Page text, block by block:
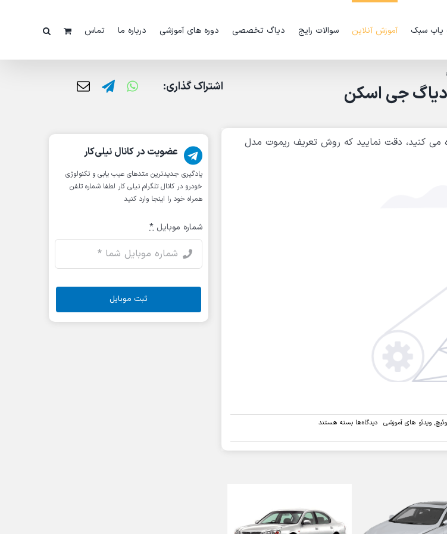
یاب سبک آموزش آنلاین سوالات رایج دیاگ تخصصی دوره های آموزشی درباره ما تماس
دیاگ جی اسکن اشتراک گذاری:
می کنید، دقت نمایید که روش تعریف ریموت مدل
, ویدئو های آموزشی دیدگاه‌ها برای
ریموت
خودروی
بسته هستند
عضویت در کانال نیلی‌کار
یادگیری جدیدترین متد‌های عیب یابی‌ و تکنولوژی
خودرو در کانال تلگرام نیلی کار لطفا شماره تلفن
همراه خود را اینجا وارد کنید
شماره موبایل *
ثبت موبایل